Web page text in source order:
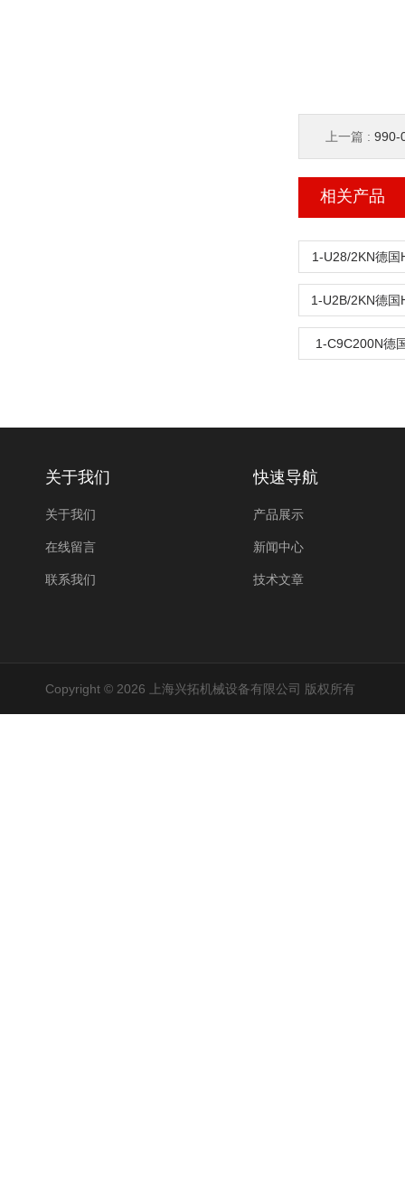
上一篇 : 990-
相关产品
1-U28/2KN德国
1-U2B/2KN德国
1-C9C200N德
关于我们
关于我们
在线留言
联系我们
快速导航
产品展示
新闻中心
技术文章
Copyright © 2026 上海兴拓机械设备有限公司 版权所有